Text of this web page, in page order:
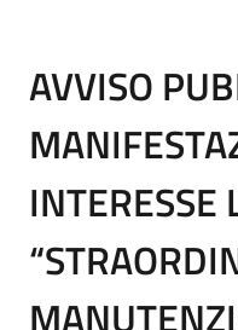
AVVISO
INTERESSE